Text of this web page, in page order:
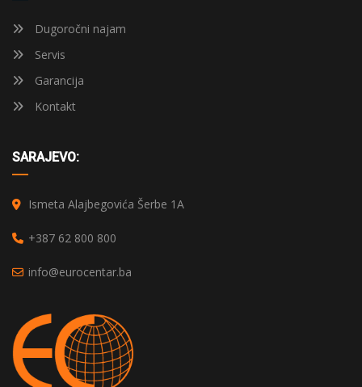
Dugoročni najam
Servis
Garancija
Kontakt
SARAJEVO:
Ismeta Alajbegovića Šerbe 1A
+387 62 800 800
info@eurocentar.ba